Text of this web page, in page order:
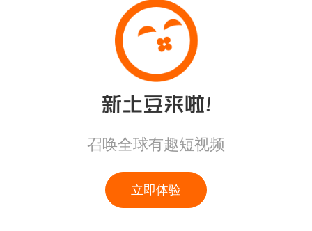
召唤全球有趣短视频
立即体验